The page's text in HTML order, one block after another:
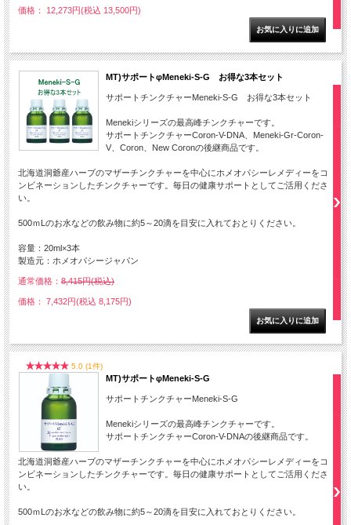
価格： 12,273円(税込 13,500円)
MT)サポートφMeneki-S-G お得な3本セット
サポートチンクチャーMeneki-S-G お得な3本セット
Menekiシリーズの最高峰チンクチャーです。
サポートチンクチャーCoron-V-DNA、Meneki-Gr-Coron-
V、Coron、New Coronの後継商品です。
北海道洞爺産ハーブのマザーチンクチャーを中心にホメオパシーレメディーをコ
ンビネーションしたチンクチャーです。毎日の健康サポートとしてご活用くださ
い。
500ｍLのお水などの飲み物に約5～20滴を目安に入れておとりください。
容量：20ml×3本
製造元：ホメオパシージャパン
通常価格： 8,415円(税込)
価格： 7,432円(税込 8,175円)
5.0 (1件)
MT)サポートφMeneki-S-G
サポートチンクチャーMeneki-S-G
Menekiシリーズの最高峰チンクチャーです。
サポートチンクチャーCoron-V-DNAの後継商品です。
北海道洞爺産ハーブのマザーチンクチャーを中心にホメオパシーレメディーをコ
ンビネーションしたチンクチャーです。毎日の健康サポートとしてご活用くださ
い。
500ｍLのお水などの飲み物に約5～20滴を目安に入れておとりください。